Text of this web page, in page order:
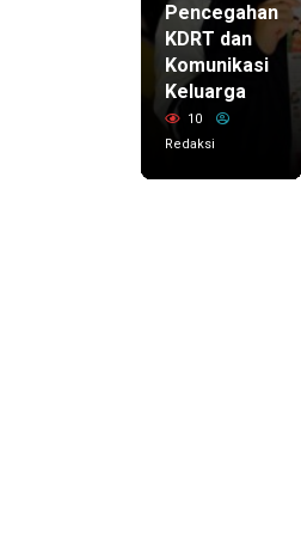
Pencegahan
KDRT dan
Komunikasi
Keluarga
10
Redaksi